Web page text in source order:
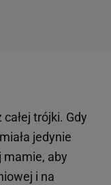
trójki. Gdy
jedynie
mamie, aby
i na